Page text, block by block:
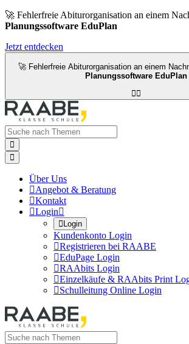
🚀 Fehlerfreie Abiturorganisation an einem
Planungssoftware EduPlan
Jetzt entdecken
🚀 Fehlerfreie Abiturorganisation an einem
Planungssoftware EduPlan



Über Uns
Angebot & Beratung
Kontakt
Login
Login
Kundenkonto Login
Registrieren bei RAABE
EduPage Login
RAAbits Login
Einzelkäufe & RAAbits Print
Schulleitung Online Login